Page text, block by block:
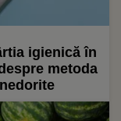
igienică în
metoda